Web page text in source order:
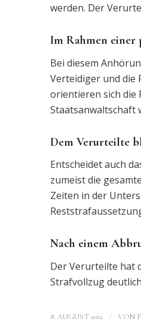
werden. Der
Im Rahmen einer
Bei diesem
Verteidiger und die
orientieren sich die
Staatsanwaltschaft
Dem Verurteilte
Entscheidet auch
zumeist die
Zeiten in der
Nach einem
Der Verurteilte hat
Strafvollzug
8. AUGUST 2022 / VON